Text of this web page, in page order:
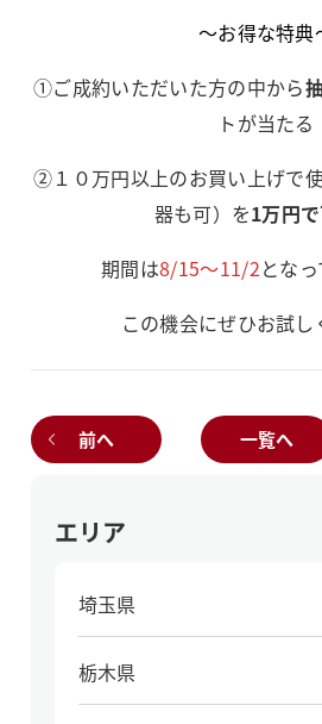
～お得な特典
①ご成約いただいた方の中から
トが当たる
②１０万円以上のお買い上げで
器も可）を1万円
期間は8/15～11/2となっ
この機会にぜひお試し
前へ 一覧へ
エリア
埼玉県
栃木県